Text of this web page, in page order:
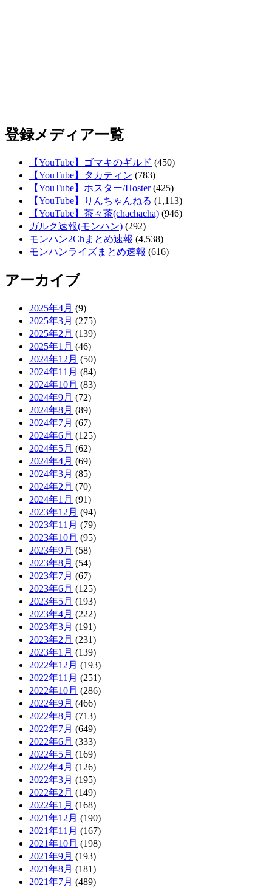
登録メディア一覧
【YouTube】ゴマキのギルド (450)
【YouTube】タカティン (783)
【YouTube】ホスター/Hoster(425)
【YouTube】りんちゃんねる (1,113)
【YouTube】茶々茶(chachacha) (946)
ガルク速報(モンハン) (292)
モンハン2Chまとめ速報 (4,538)
モンハンライズまとめ速報 (616)
アーカイブ
2025年4月 (9)
2025年3月 (275)
2025年2月 (139)
2025年1月 (46)
2024年12月 (50)
2024年11月 (84)
2024年10月 (83)
2024年9月 (72)
2024年8月 (89)
2024年7月 (67)
2024年6月 (125)
2024年5月 (62)
2024年4月 (69)
2024年3月 (85)
2024年2月 (70)
2024年1月 (91)
2023年12月 (94)
2023年11月 (79)
2023年10月 (95)
2023年9月 (58)
2023年8月 (54)
2023年7月 (67)
2023年6月 (125)
2023年5月 (193)
2023年4月 (222)
2023年3月 (191)
2023年2月 (231)
2023年1月 (139)
2022年12月 (193)
2022年11月 (251)
2022年10月 (286)
2022年9月 (466)
2022年8月 (713)
2022年7月 (649)
2022年6月 (333)
2022年5月 (169)
2022年4月 (126)
2022年3月 (195)
2022年2月 (149)
2022年1月 (168)
2021年12月 (190)
2021年11月 (167)
2021年10月 (198)
2021年9月 (193)
2021年8月 (181)
2021年7月 (489)